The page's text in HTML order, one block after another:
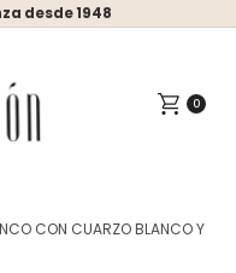
desde 1948
0
CON CUARZO BLANCO Y